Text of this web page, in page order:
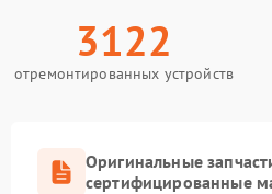
3122
отремонтированных устройств
Оригинальные
сертифицированные